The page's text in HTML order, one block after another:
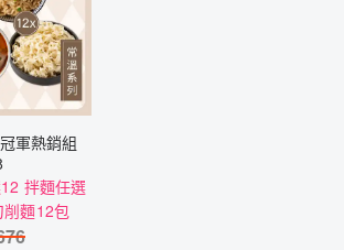
軍熱銷組
拌麵任選
麵12包